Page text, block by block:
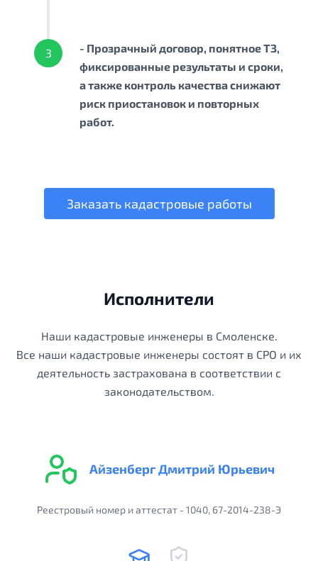
3
- Прозрачный договор, понятное ТЗ,
фиксированные результаты и сроки,
а также контроль качества снижают
риск приостановок и повторных
работ.
Заказать кадастровые работы
Исполнители
Наши кадастровые инженеры в Смоленске.
Все наши кадастровые инженеры состоят в СРО и их
деятельность застрахована в соответствии с
законодательством.
Айзенберг Дмитрий Юрьевич
Реестровый номер и аттестат - 1040, 67-2014-238-Э